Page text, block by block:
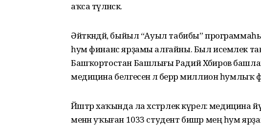
аҡса түләнәсәк.
Әйткәндәй, быйыл “Ауыл табибы”
һум финанс ярҙамы алғайны. Был исемлек
Башҡортостан Башлығы Радий Хәбиров
медицина белгесенә лә берәр миллион һумлыҡ
Йәштәр хаҡында ла хәстәрлек күрелә: медицина
менән уҡыған 1033 студент бишәр мең һум